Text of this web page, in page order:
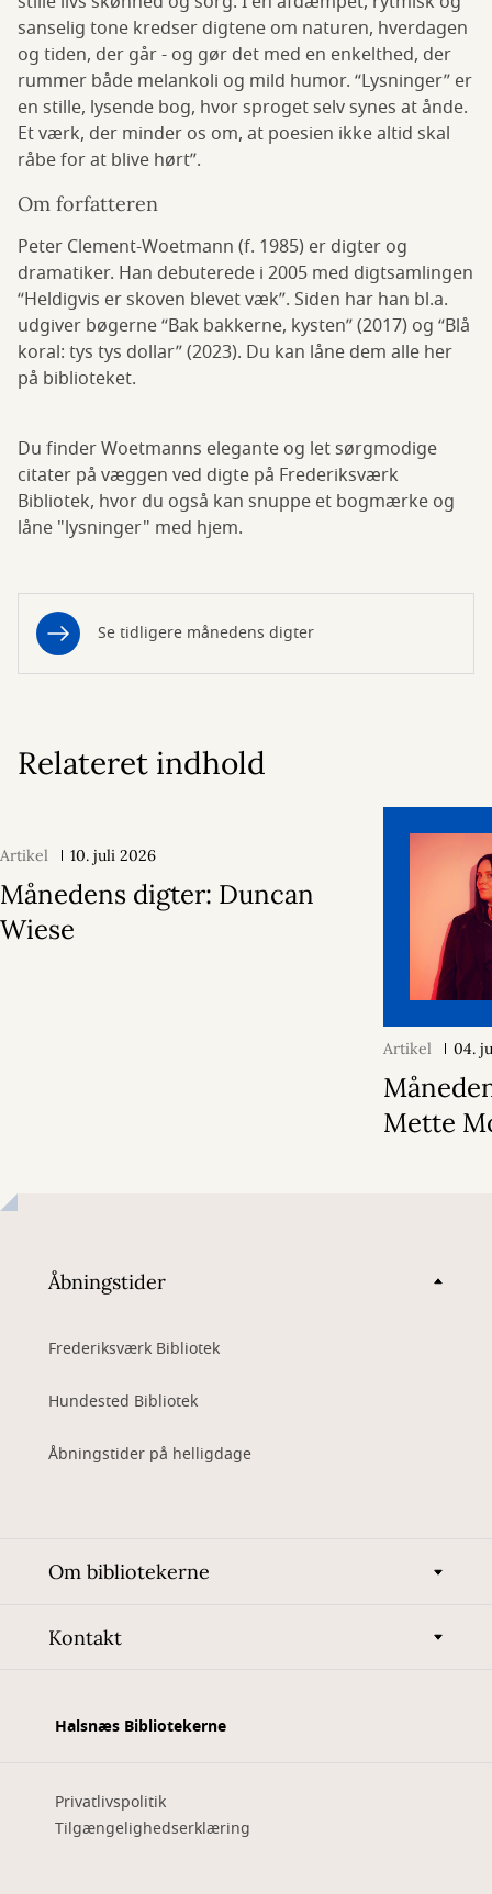
sanselig tone kredser digtene om naturen, hverdagen
og tiden, der går - og gør det med en enkelthed, der
rummer både melankoli og mild humor. “Lysninger” er
en stille, lysende bog, hvor sproget selv synes at ånde.
Et værk, der minder os om, at poesien ikke altid skal
råbe for at blive hørt”.
Om forfatteren
Peter Clement-Woetmann (f. 1985) er digter og
dramatiker. Han debuterede i 2005 med digtsamlingen
“Heldigvis er skoven blevet væk”. Siden har han bl.a.
udgiver bøgerne “Bak bakkerne, kysten” (2017) og “Blå
koral: tys tys dollar” (2023). Du kan låne dem alle her
på biblioteket.
Du finder Woetmanns elegante og let sørgmodige
citater på væggen ved digte på Frederiksværk
Bibliotek, hvor du også kan snuppe et bogmærke og
låne "lysninger" med hjem.
Se tidligere månedens digter
Relateret indhold
Artikel 10. juli 2026
Månedens digter: Duncan
Wiese
Artikel 04.
Mette
Åbningstider
Frederiksværk Bibliotek
Hundested Bibliotek
Åbningstider på helligdage
Om bibliotekerne
Kontakt
Halsnæs Bibliotekerne
Privatlivspolitik
Tilgængelighedserklæring